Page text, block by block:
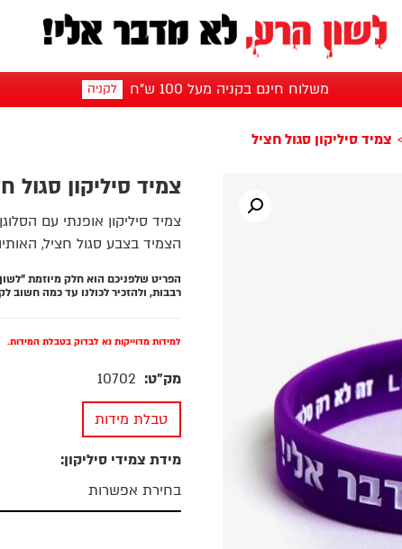
משלוח חינם בקניה מעל 100 ש"ח לקניה
> צמיד סיליקון סגול חציל
צמיד סיליקון סגול
צמיד סיליקון אופנתי עם
הצמיד בצבע סגול חציל,
הפריט שלפניכם הוא חלק מיוזמת
רבבות, ולהזכיר לכולנו עד כמה חשוב
למידות מדוייקות נא לבדוק בטבלת המידות.
מק"ט: 10702
טבלת מידות
מידת צמידי סיליקון: